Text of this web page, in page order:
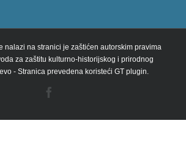
nalazi na stranici je zaštićen autorskim pravima
za zaštitu kulturno-historijskog i prirodnog
- Stranica prevedena koristeći GT plugin.